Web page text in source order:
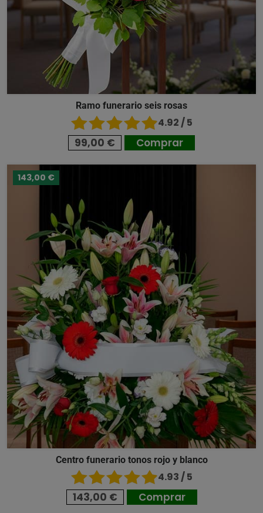
Ramo funerario seis rosas
4.92 / 5
99,00 € Comprar
143,00 €
Centro funerario tonos rojo y blanco
4.93 / 5
143,00 € Comprar